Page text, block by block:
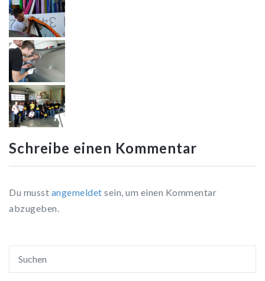
Schreibe einen Kommentar
Du musst angemeldet sein, um einen Kommentar
abzugeben.